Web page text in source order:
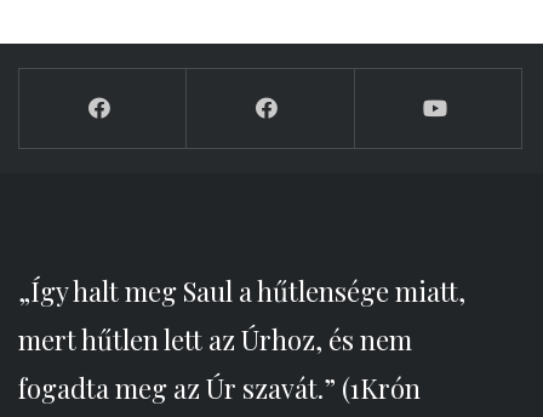
„Így halt meg Saul a hűtlensége miatt,
mert hűtlen lett az Úrhoz, és nem
fogadta meg az Úr szavát.” (1Krón